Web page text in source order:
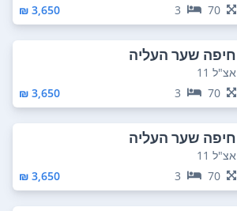
70
3
3,650 ₪
חיפה שער העליה
אצ"ל 11
70
3
3,650 ₪
חיפה שער העליה
אצ"ל 11
70
3
3,650 ₪